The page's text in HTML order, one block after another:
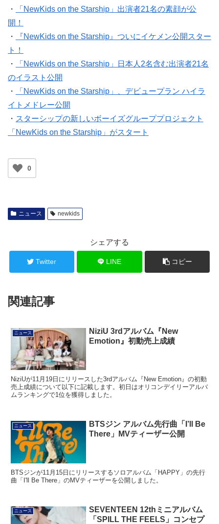
・
「NewKids on the Starship」出演者21名の素顔が公
開！
・
『NewKids on the Starship』ついにイケメン公開スター
ト！
・
「NewKids on the Starship」日本人2名含む出演者21名
のイラスト公開
・
「NewKids on the Starship」、デビュープラン ハイラ
イトメドレー公開
・ スターシップの新しいボーイズグループプロジェクト
「NewKids on the Starship」がスタート
0
ニュース newkids
シェアする
Twitter LINE コピー
関連記事
ニュース
NiziU 3rdアルバム『New
Emotion』初動売上成績
NiziUが11月19日にリリースした3rdアルバム『New Emotion』の初動
売上成績について以下に記載します。初日はオリコンデイリーアルバ
ムランキングで1位を獲得しました。
ニュース
BTSジン アルバム先行曲「I’ll Be
There」MVティーザー公開
BTSジンが11月15日にリリースするソロアルバム「HAPPY」の先行
曲「I'll Be There」のMVティーザーを公開しました。
ニュース
SEVENTEEN 12thミニアルバム
「SPILL THE FEELS」コンセプ